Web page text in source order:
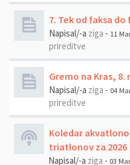
7. Tek od faksa do
Napisal/-a ziga - 11
prireditve
Gremo na Kras, 8.
Napisal/-a ziga - 04
prireditve
Koledar
triatlonov za 2026
Napisal/-a ziga - 03